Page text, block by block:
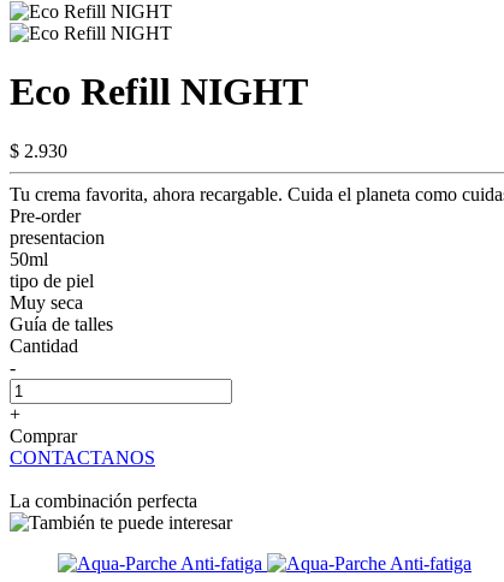
Eco Refill NIGHT
$ 2.930
Tu crema favorita, ahora recargable. Cuida el planeta como
Pre-order
presentacion
50ml
tipo de piel
Muy seca
Guía de talles
Cantidad
-
+
Comprar
CONTACTANOS
La combinación perfecta